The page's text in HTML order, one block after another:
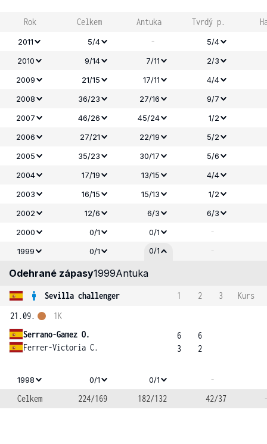
Rok Celkem Antuka Tvrdý p.
2011 5/4 -
5/4
2010
9/14 7/11
2/3
2009
21/15 17/11
4/4
2008
36/23 27/16
9/7
2007
46/26 45/24
1/2
2006
27/21 22/19
5/2
2005
35/23 30/17
5/6
2004
17/19 13/15
4/4
2003
16/15 15/13
1/2
2002
12/6 6/3
6/3
2000
0/1 0/1 -
1999 0/1 0/1 -
Odehrané zápasy1999Antuka
Sevilla challenger 1 2 3
Kurs
21.09.
Serrano-Gamez O.
Ferrer-Victoria C.
1K
6
3
6
2
1998 0/1 0/1
-
Celkem
224/169 182/132 42/37